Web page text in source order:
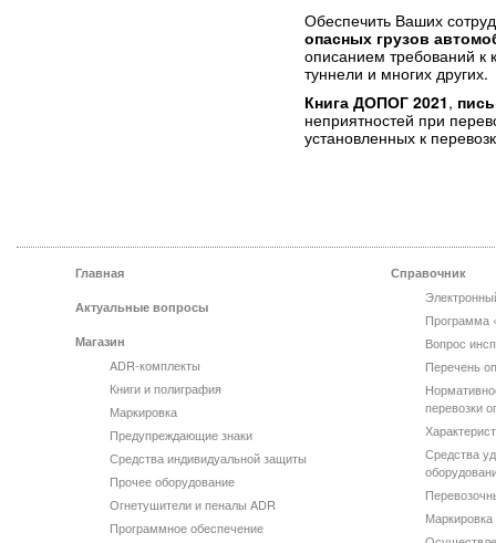
Обеспечить Ваших
опасных грузов
описанием требований к
туннели и многих других.
Книга ДОПОГ 2021,
неприятностей при
установленных к
Главная
Актуальные вопросы
Магазин
ADR-комплекты
Книги и полиграфия
Маркировка
Предупреждающие знаки
Средства индивидуальной защиты
Прочее оборудование
Огнетушители и пеналы ADR
Программное обеспечение
Справочник
Программа
Вопрос
Перечень
перевозки
Средства